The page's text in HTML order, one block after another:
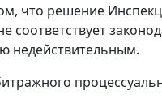
что решение
недействительным.